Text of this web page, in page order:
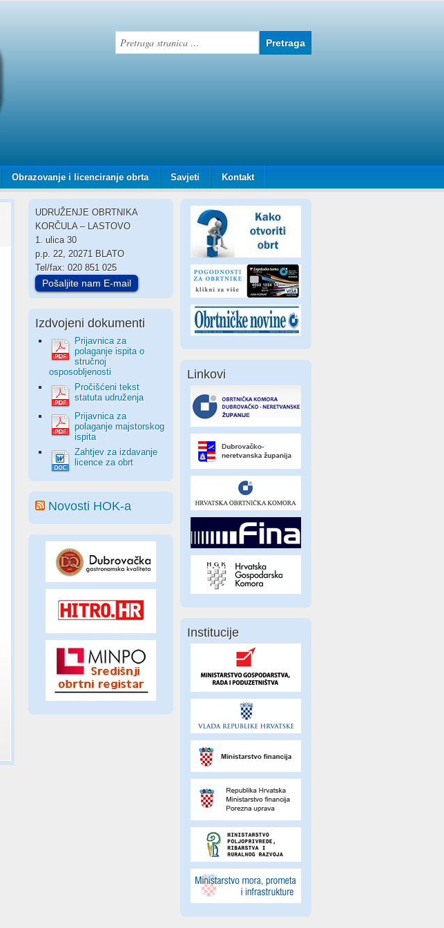
Obrazovanje i licenciranje obrta Savjeti Kontakt
UDRUŽENJE OBRTNIKA
KORČULA – LASTOVO
1. ulica 30
p.p. 22, 20271 BLATO
Tel/fax: 020 851 025
Pošaljite nam E-mail
Izdvojeni dokumenti
Prijavnica za
polaganje ispita o
stručnoj
osposobljenosti
Pročišćeni tekst
statuta udruženja
Prijavnica za
polaganje majstorskog
ispita
Zahtjev za izdavanje
licence za obrt
Novosti HOK-a
Linkovi
Institucije